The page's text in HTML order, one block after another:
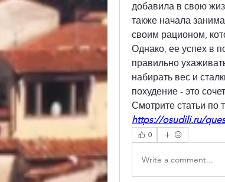
добавила в свою
также начала
своим рационом,
Однако, ее успех в
правильно
набирать вес и
похудение - это
Смотрите статьи
https://osudili.ru/
0
Write a comment...